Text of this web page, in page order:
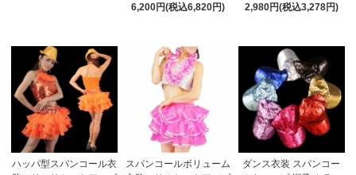
6,200円(税込6,820円)
2,980円(税込3,278円)
ハッパ型スパンコール衣
スパンコールボリューム
ダンス衣装 スパンコー